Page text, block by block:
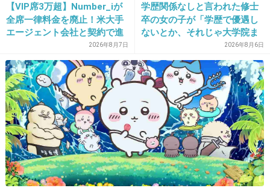
18. 匿名 2013/09/03(火) 15:53:38
こんなニュース見る度に
性とすれ違うだけで怖い。
+22 -1
19. 匿名2013/09/03(火) 15:57:10
フナッシー助けて〜‼
+7 -14
【VIP席3万超】Number_iが
全席一律料金を廃止！米大手
エージェント会社と契約で進
2026年8月7日
学歴関係なしと言われた修士
卒の女の子が「学歴で優遇し
ないとか、それじゃ大学院ま
で学費払って自分の価値を上
げた人が馬鹿じゃないです
か」と捨て台詞を残し会社を
辞めてった
2026年8月6日